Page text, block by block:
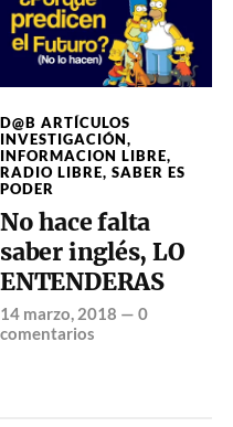
D@B ARTÍCULOS
INVESTIGACIÓN,
INFORMACION LIBRE,
RADIO LIBRE, SABER ES
PODER
No hace falta
saber inglés, LO
ENTENDERAS
14 marzo, 2018 — 0
comentarios